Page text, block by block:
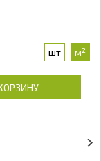
шт м²